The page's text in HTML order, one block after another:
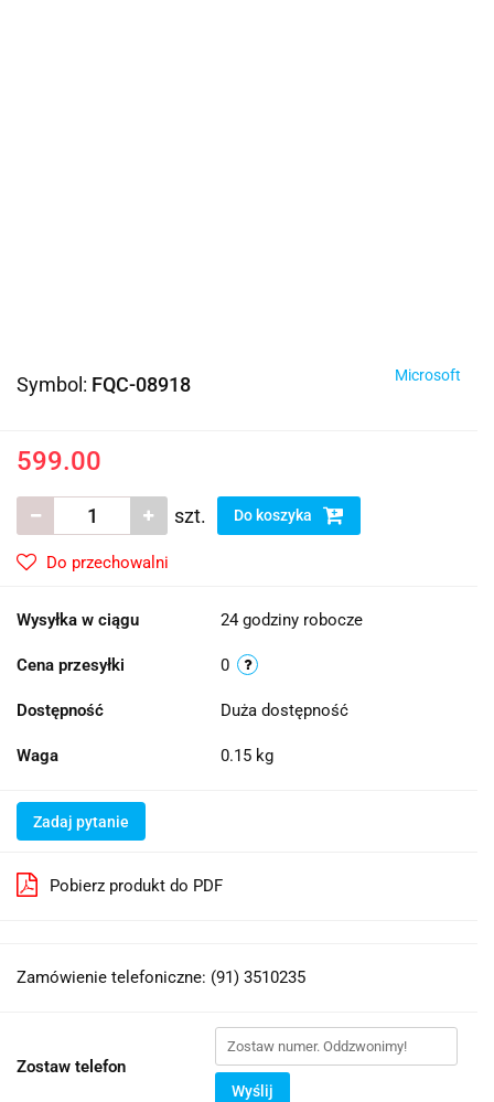
Symbol: FQC-08918 Microsoft
599.00
szt. Do koszyka
Do przechowalni
Wysyłka w ciągu 24 godziny robocze
Cena przesyłki 0
Dostępność Duża dostępność
Waga 0.15 kg
Zadaj pytanie
Pobierz produkt do PDF
Zamówienie telefoniczne: (91) 3510235
Zostaw telefon
Wyślij